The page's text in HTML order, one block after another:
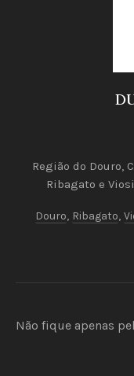
Região do Douro,
Ribagato e
Douro, Ribagato,
Não fique apenas